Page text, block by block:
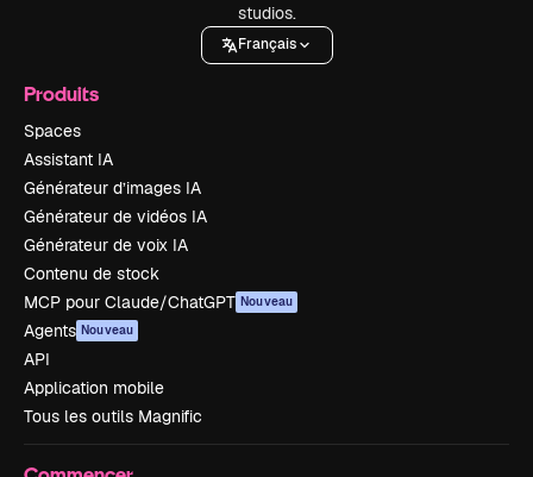
studios.
Français
Produits
Spaces
Assistant IA
Générateur d’images IA
Générateur de vidéos IA
Générateur de voix IA
Contenu de stock
MCP pour Claude/ChatGPT Nouveau
Agents Nouveau
API
Application mobile
Tous les outils Magnific